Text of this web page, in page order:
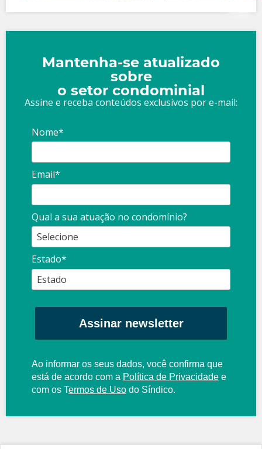
Mantenha-se atualizado
sobre
o setor condominial
Assine e receba conteúdos exclusivos por e-mail:
Nome*
Email*
Qual a sua atuação no condomínio?
Estado*
Assinar newsletter
Ao informar os seus dados, você confirma que
está de acordo com a Política de Privacidade e
com os Termos de Uso do Síndico.